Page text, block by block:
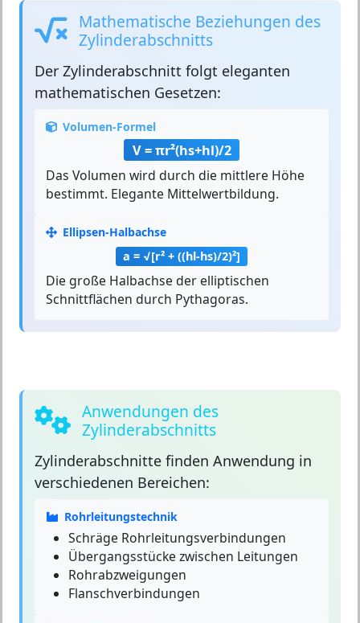
Mathematische Beziehungen des
Zylinderabschnitts
Der Zylinderabschnitt folgt eleganten
mathematischen Gesetzen:
Volumen-Formel
V = πr²(hs+hl)/2
Das Volumen wird durch die mittlere Höhe
bestimmt. Elegante Mittelwertbildung.
Ellipsen-Halbachse
a = √[r² + ((hl-hs)/2)²]
Die große Halbachse der elliptischen
Schnittflächen durch Pythagoras.
Anwendungen des
Zylinderabschnitts
Zylinderabschnitte finden Anwendung in
verschiedenen Bereichen:
Rohrleitungstechnik
Schräge Rohrleitungsverbindungen
Übergangsstücke zwischen Leitungen
Rohrabzweigungen
Flanschverbindungen